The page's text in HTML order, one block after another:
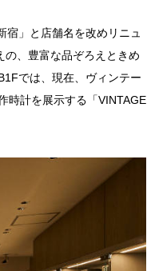
宿」と店舗名を改めリニュ
、豊富な品ぞろえときめ
では、現在、ヴィンテー
時計を展示する「VINTAGE